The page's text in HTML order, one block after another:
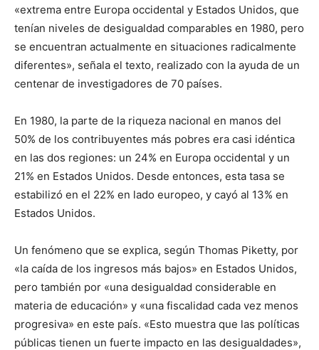
«extrema entre Europa occidental y Estados Unidos, que
tenían niveles de desigualdad comparables en 1980, pero
se encuentran actualmente en situaciones radicalmente
diferentes», señala el texto, realizado con la ayuda de un
centenar de investigadores de 70 países.
En 1980, la parte de la riqueza nacional en manos del
50% de los contribuyentes más pobres era casi idéntica
en las dos regiones: un 24% en Europa occidental y un
21% en Estados Unidos. Desde entonces, esta tasa se
estabilizó en el 22% en lado europeo, y cayó al 13% en
Estados Unidos.
Un fenómeno que se explica, según Thomas Piketty, por
«la caída de los ingresos más bajos» en Estados Unidos,
pero también por «una desigualdad considerable en
materia de educación» y «una fiscalidad cada vez menos
progresiva» en este país. «Esto muestra que las políticas
públicas tienen un fuerte impacto en las desigualdades»,